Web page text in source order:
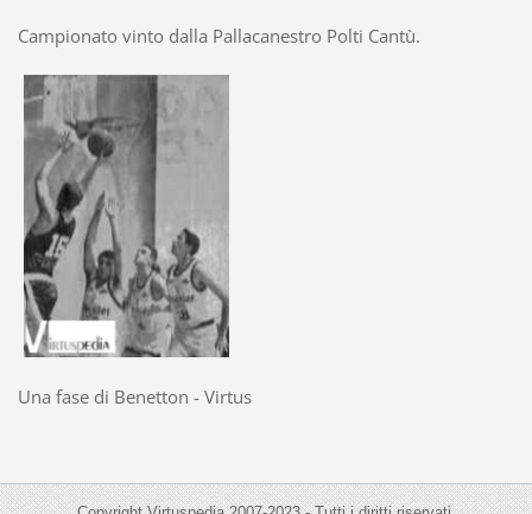
Campionato vinto dalla Pallacanestro Polti Cantù.
Una fase di Benetton - Virtus